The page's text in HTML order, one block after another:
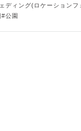
フクロウ
「おうる」
ディング(ロケーションフ
公園